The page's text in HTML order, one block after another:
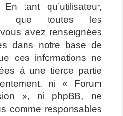
tant qu’utilisateur,
que toutes les
avez renseignées
dans notre base de
ces informations ne
à une tierce partie
ni « Forum
», ni phpBB, ne
comme responsables